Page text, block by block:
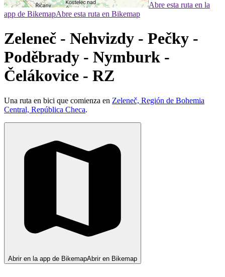
Abre esta ruta en la
app de BikemapAbre esta ruta en Bikemap
Zeleneč - Nehvizdy - Pečky -
Poděbrady - Nymburk -
Čelákovice - RZ
Una ruta en bici que comienza en Zeleneč, Región de Bohemia
Central, República Checa.
Abrir en la app de BikemapAbrir en Bikemap